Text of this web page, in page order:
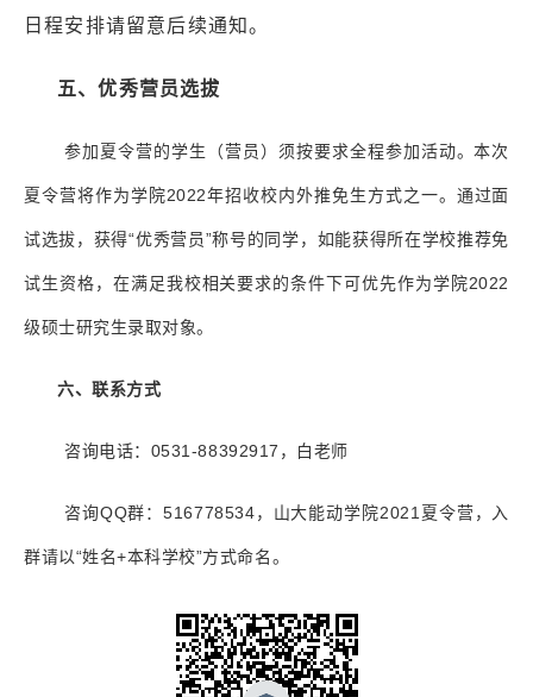
日程安排请留意后续通知。
五、优秀营员选拔
参加夏令营的学生（营员）须按要求全程参加活动。本次
夏令营将作为学院2022年招收校内外推免生方式之一。通过面
试选拔，获得“优秀营员”称号的同学，如能获得所在学校推荐免
试生资格，在满足我校相关要求的条件下可优先作为学院2022
级硕士研究生录取对象。
六、联系方式
咨询电话： 0531-88392917 ，白老师
咨询QQ群：516778534，山大能动学院2021 夏令营，入
群请以“姓名+本科学校”方式命名。